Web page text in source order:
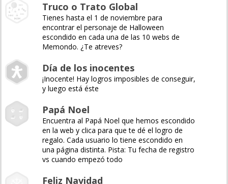
Truco o Trato Global
Tienes hasta el 1 de noviembre para
encontrar el personaje de Halloween
escondido en cada una de las 10 webs de
Memondo. ¿Te atreves?
Día de los inocentes
¡Inocente! Hay logros imposibles de conseguir,
y luego está éste
Papá Noel
Encuentra al Papá Noel que hemos escondido
en la web y clica para que te dé el logro de
regalo. Cada usuario lo tiene escondido en
una página distinta. Pista: Tu fecha de registro
vs cuando empezó todo
Feliz Navidad